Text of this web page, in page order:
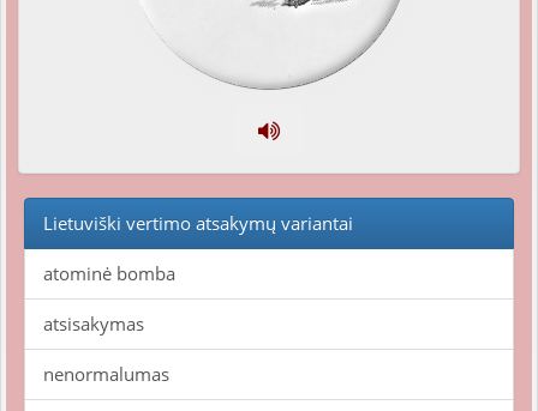
Lietuviški vertimo atsakymų variantai
atominė bomba
atsisakymas
nenormalumas